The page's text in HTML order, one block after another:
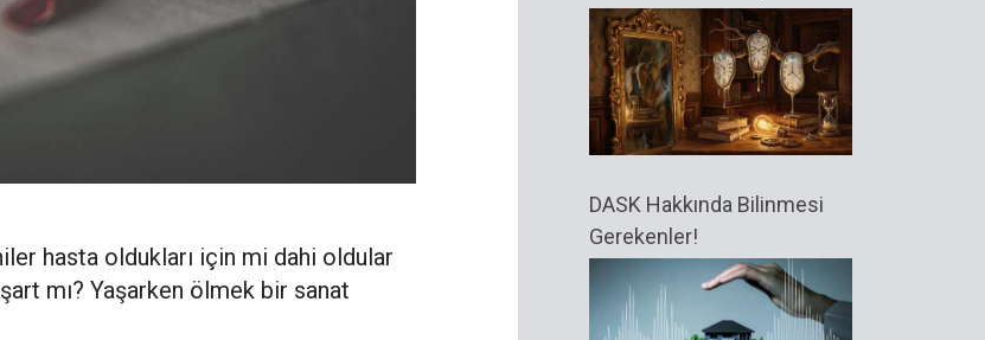
hasta oldukları için mi dahi oldular
mı? Yaşarken ölmek bir sanat
Sessiz İcat
DASK Hakkında Bilinmesi
Gerekenler!